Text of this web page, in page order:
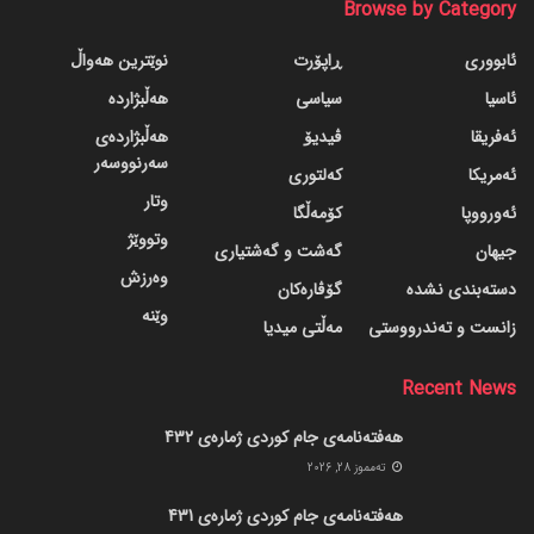
Browse by Category
ئابووری
ئاسیا
ئەفریقا
ئەمریکا
ئەورووپا
جیهان
دسته‌بندی نشده
زانست و تەندرووستی
ڕاپۆرت
سیاسی
ڤیدیۆ
کەلتوری
کۆمەڵگا
گه‌شت و گه‌شتیاری
گۆڤاره‌کان
مەڵتی میدیا
نوێترین هەواڵ
هەڵبژاردە
هەڵبژاردەی
سەرنووسەر
وتار
وتووێژ
وەرزش
وێنە
Recent News
هەفتەنامەی جام کوردی ژمارەی 432
ته‌مموز 28, 2026
هەفتەنامەی جام کوردی ژمارەی 431